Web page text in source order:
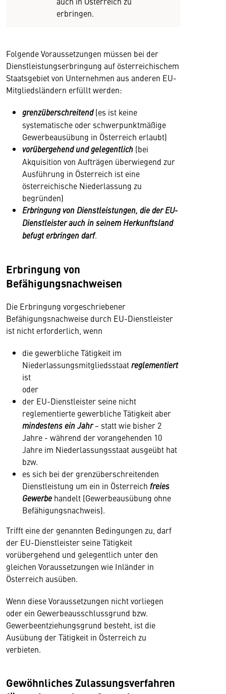
erbringen.
Folgende Voraussetzungen müssen bei der
Dienstleistungserbringung auf österreichischem
Staatsgebiet von Unternehmen aus anderen EU-
Mitgliedsländern erfüllt werden:
grenzüberschreitend (es ist keine
systematische oder schwerpunktmäßige
Gewerbeausübung in Österreich erlaubt)
vorübergehend und gelegentlich (bei
Akquisition von Aufträgen überwiegend zur
Ausführung in Österreich ist eine
österreichische Niederlassung zu
begründen)
Erbringung von Dienstleistungen, die der EU-
Dienstleister auch in seinem Herkunftsland
befugt erbringen darf.
Erbringung von
Befähigungsnachweisen
Die Erbringung vorgeschriebener
Befähigungsnachweise durch EU-Dienstleister
ist nicht erforderlich, wenn
die gewerbliche Tätigkeit im
Niederlassungsmitgliedsstaatreglementiert
ist
oder
der EU-Dienstleister seine nicht
reglementierte gewerbliche Tätigkeit aber
mindestens ein Jahr− statt wie bisher 2
Jahre - während der vorangehenden 10
Jahre im Niederlassungsstaat ausgeübt hat
bzw.
es sich bei der grenzüberschreitenden
Dienstleistung um ein in Österreich freies
Gewerbe handelt (Gewerbeausübung ohne
Befähigungsnachweis).
Trifft eine der genannten Bedingungen zu, darf
der EU-Dienstleister seine Tätigkeit
vorübergehend und gelegentlich unter den
gleichen Voraussetzungen wie Inländer in
Österreich ausüben.
Wenn diese Voraussetzungen nicht vorliegen
oder ein Gewerbeausschlussgrund bzw.
Gewerbeentziehungsgrund besteht, ist die
Ausübung der Tätigkeit in Österreich zu
verbieten.
Gewöhnliches Zulassungsverfahren